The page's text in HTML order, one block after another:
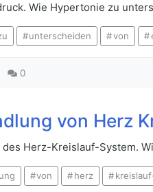
Wie Hypertonie zu
unterscheiden von
0
von Herz
Herz-Kreislauf-System.
von herz